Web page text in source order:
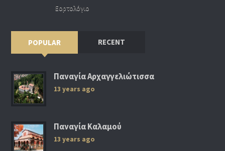
Εορτολόγιο
POPULAR RECENT
Παναγία Αρχαγγελιώτισσα
13 years ago
Παναγία Καλαμού
13 years ago